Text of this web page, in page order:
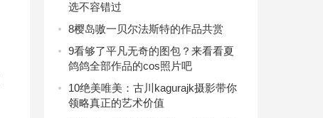
选不容错过
8樱岛嗷一贝尔法斯特的作品共赏
9看够了平凡无奇的图包？来看看夏
鸽鸽全部作品的cos照片吧
10绝美唯美：古川kagurajk摄影带你
领略真正的艺术价值